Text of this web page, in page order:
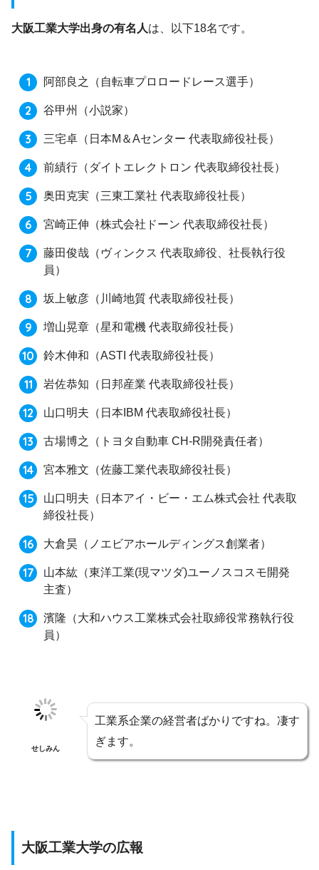
大阪工業大学出身の有名人は、以下18名です。
阿部良之 （自転車プロロードレース選手）
谷甲州 （小説家）
三宅卓 （日本M＆Aセンター 代表取締役社長）
前績行 （ダイトエレクトロン 代表取締役社長）
奥田克実 （三東工業社 代表取締役社長）
宮崎正伸 （株式会社ドーン 代表取締役社長）
藤田俊哉 （ヴィンクス 代表取締役、社長執行役
員）
坂上敏彦 （川崎地質 代表取締役社長）
増山晃章 （星和電機 代表取締役社長）
鈴木伸和 （ASTI 代表取締役社長）
岩佐恭知 （日邦産業 代表取締役社長）
山口明夫 （日本IBM 代表取締役社長）
古場博之 （トヨタ自動車 CH-R開発責任者）
宮本雅文 （佐藤工業代表取締役社長）
山口明夫 （日本アイ・ビー・エム株式会社 代表取
締役社長）
大倉昊 （ノエビアホールディングス創業者）
山本紘 （東洋工業(現マツダ)ユーノスコスモ開発
主査）
濱隆 （大和ハウス工業株式会社取締役常務執行役
員）
せしみん
工業系企業の経営者ばかりですね。凄す
ぎます。
大阪工業大学の広報